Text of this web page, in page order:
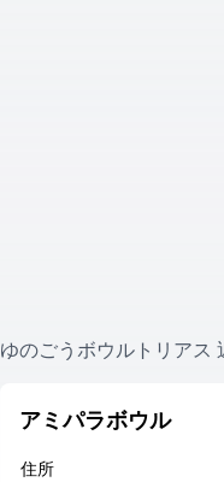
ゆのごうボウルトリアス
アミパラボウル
住所